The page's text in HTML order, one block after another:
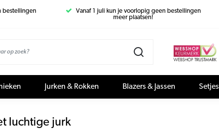
bestellingen
Vanaf 1 juli kun je voorlopig geen bestellingen
meer plaatsen!
Jurken & Rokken Blazers & Jassen Setjes
luchtige jurk